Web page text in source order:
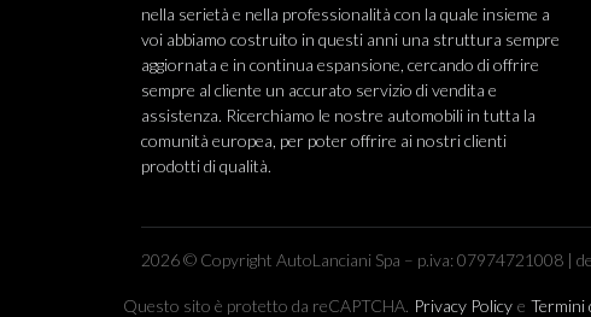
nella serietà e nella professionalità con la quale insieme a
voi abbiamo costruito in questi anni una struttura sempre
aggiornata e in continua espansione, cercando di offrire
sempre al cliente un accurato servizio di vendita e
assistenza. Ricerchiamo le nostre automobili in tutta la
comunità europea, per poter offrire ai nostri clienti
prodotti di qualità.
2026 © Copyright AutoLanciani Spa – p.iva: 07974721008 |
Questo sito è protetto da reCAPTCHA. Privacy Policy e Termini